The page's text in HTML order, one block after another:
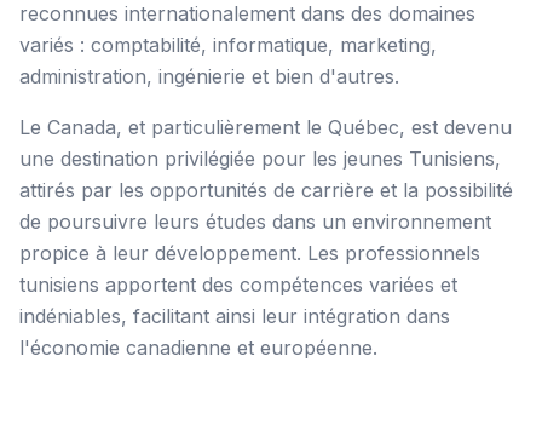
reconnues internationalement dans des domaines
variés : comptabilité, informatique, marketing,
administration, ingénierie et bien d'autres.
Le Canada, et particulièrement le Québec, est devenu
une destination privilégiée pour les jeunes Tunisiens,
attirés par les opportunités de carrière et la possibilité
de poursuivre leurs études dans un environnement
propice à leur développement. Les professionnels
tunisiens apportent des compétences variées et
indéniables, facilitant ainsi leur intégration dans
l'économie canadienne et européenne.